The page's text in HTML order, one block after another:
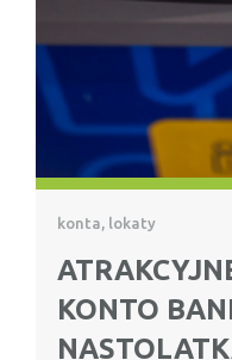
konta, lokaty
KONTO